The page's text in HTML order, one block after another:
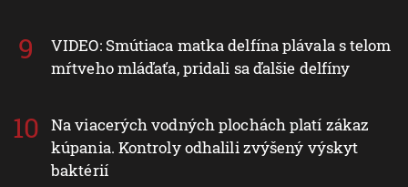
VIDEO: Smútiaca matka delfína plávala s telom
mŕtveho mláďaťa, pridali sa ďalšie delfíny
Na viacerých vodných plochách platí zákaz
kúpania. Kontroly odhalili zvýšený výskyt
baktérií